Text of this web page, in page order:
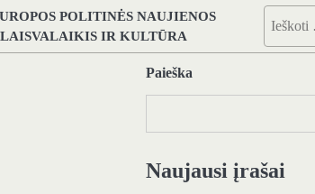
POLITINĖS NAUJIENOS
LAISVALAIKIS IR KULTŪRA
Ieškoti:
Paieška
Naujausi įrašai